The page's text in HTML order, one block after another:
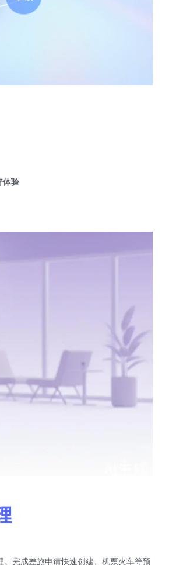
体验
完成差旅申请快速创建、机票火车等预